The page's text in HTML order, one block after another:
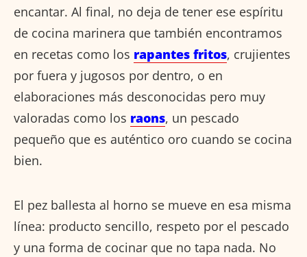
encantar. Al final, no deja de tener ese espíritu
de cocina marinera que también encontramos
en recetas como los rapantes fritos, crujientes
por fuera y jugosos por dentro, o en
elaboraciones más desconocidas pero muy
valoradas como los raons, un pescado
pequeño que es auténtico oro cuando se cocina
bien.
El pez ballesta al horno se mueve en esa misma
línea: producto sencillo, respeto por el pescado
y una forma de cocinar que no tapa nada. No